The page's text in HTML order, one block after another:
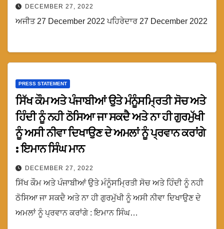
DECEMBER 27, 2022
ਅਜੀਤ 27 December 2022 ਪਹਿਰੇਦਾਰ 27 December 2022
PRESS STATEMENT
ਸਿੱਖ ਕੌਮ ਅਤੇ ਪੰਜਾਬੀਆਂ ਉਤੇ ਮੰਨੂੰਸਮ੍ਰਿਤੀ ਸੋਚ ਅਤੇ
ਹਿੰਦੀ ਨੂੰ ਨਹੀ ਠੋਸਿਆ ਜਾ ਸਕਦੈ ਅਤੇ ਨਾ ਹੀ ਗੁਰਮੁੱਖੀ
ਨੂੰ ਅਸੀ ਨੀਵਾ ਦਿਖਾਉਣ ਦੇ ਅਮਲਾਂ ਨੂੰ ਪ੍ਰਵਾਨ ਕਰਾਂਗੇ
: ਇਮਾਨ ਸਿੰਘ ਮਾਨ
DECEMBER 27, 2022
ਸਿੱਖ ਕੌਮ ਅਤੇ ਪੰਜਾਬੀਆਂ ਉਤੇ ਮੰਨੂੰਸਮ੍ਰਿਤੀ ਸੋਚ ਅਤੇ ਹਿੰਦੀ ਨੂੰ ਨਹੀ
ਠੋਸਿਆ ਜਾ ਸਕਦੈ ਅਤੇ ਨਾ ਹੀ ਗੁਰਮੁੱਖੀ ਨੂੰ ਅਸੀ ਨੀਵਾ ਦਿਖਾਉਣ ਦੇ
ਅਮਲਾਂ ਨੂੰ ਪ੍ਰਵਾਨ ਕਰਾਂਗੇ : ਇਮਾਨ ਸਿੰਘ…